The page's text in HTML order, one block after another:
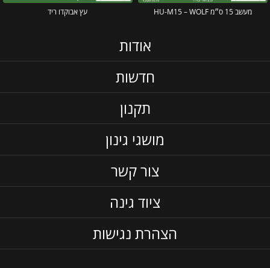
מעשב 15 ס״מ HU-M15 – WOLF עץ אבוקדו ריד
אודות
חדשות
תקנון
מושגי גינון
צור קשר
ציוד גינה
הצהרת נגישות